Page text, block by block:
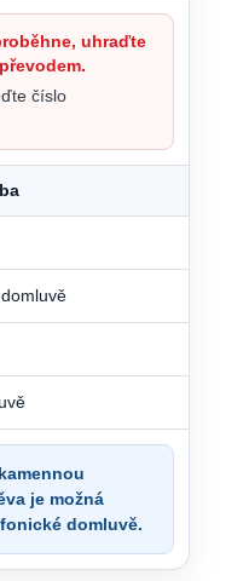
uhraďte
číslo
je možná
domluvě.